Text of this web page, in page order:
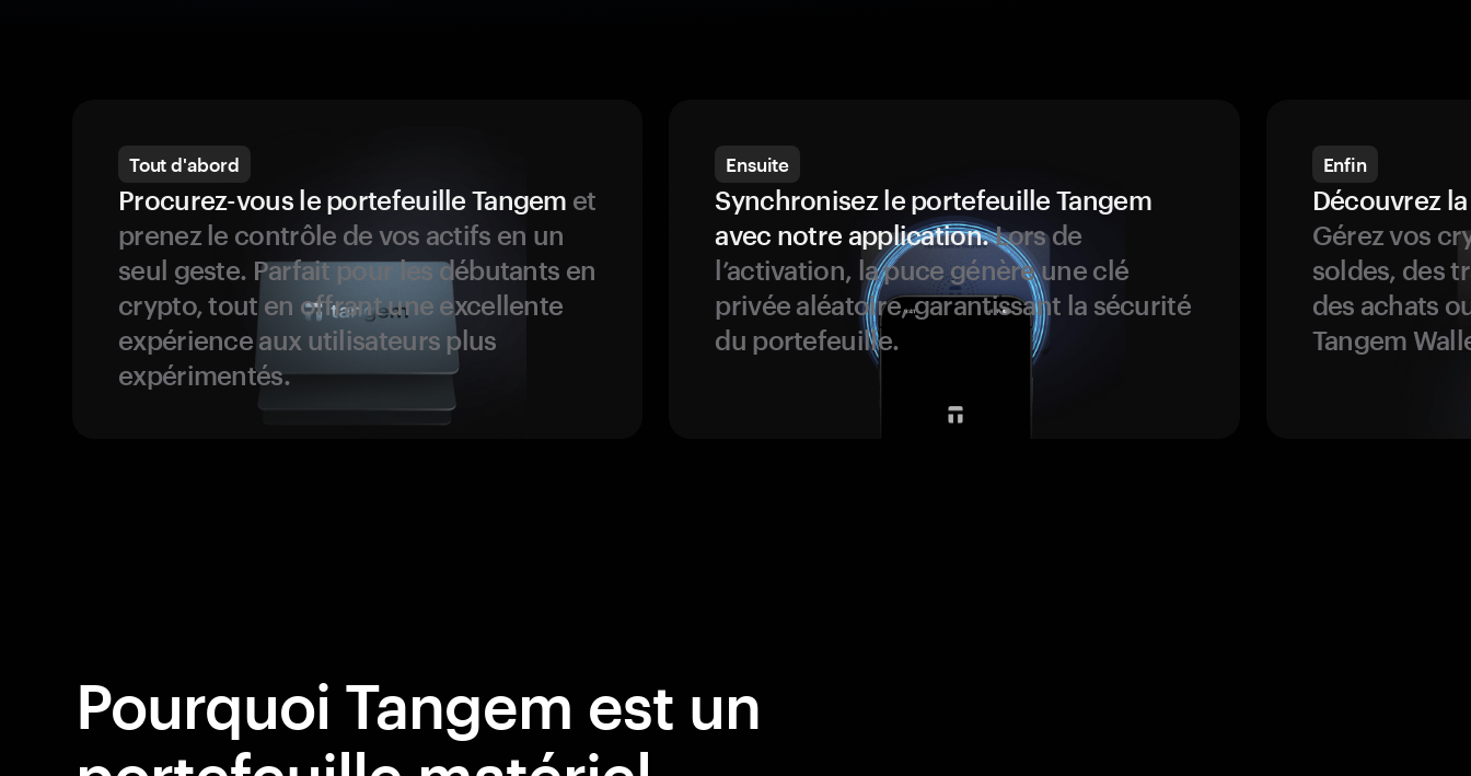
Tout d'abord
Procurez-vous le portefeuille Tangem et
prenez le contrôle de vos actifs en un
seul geste. Parfait pour les débutants en
crypto, tout en offrant une excellente
expérience aux utilisateurs plus
expérimentés.
Ensuite
Synchronisez le portefeuille Tangem
avec notre application.Lors de
l’activation, la puce génère une clé
privée aléatoire, garantissant la sécurité
du portefeuille.
Enfin
Découvrez
Gérez vos
soldes, des
des achats
Tangem
Pourquoi Tangem est un